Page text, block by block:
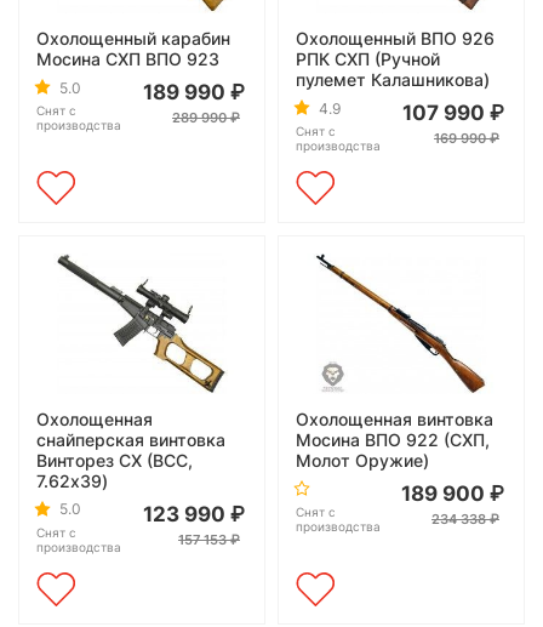
Охолощенный карабин
Мосина СХП ВПО 923
5.0
Снят с
производства
189 990
289 990
Охолощенный ВПО 926
РПК СХП (Ручной
пулемет Калашникова)
4.9
Снят с
производства
107 990
169 990
Охолощенная
снайперская винтовка
Винторез СХ (ВСС,
7.62x39)
5.0
Снят с
производства
123 990
157 153
Охолощенная винтовка
Мосина ВПО 922 (СХП,
Молот Оружие)
Снят с
производства
189 900
234 338